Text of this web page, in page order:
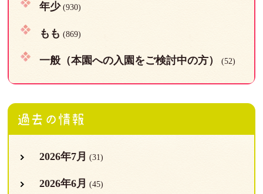
年少(930)
もも (869)
一般（本園への入園をご検討中の方） (52)
過去の情報
2026年7月 (31)
2026年6月 (45)